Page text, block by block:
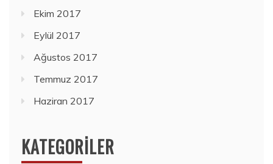
Ekim 2017
Eylül 2017
Ağustos 2017
Temmuz 2017
Haziran 2017
KATEGORILER